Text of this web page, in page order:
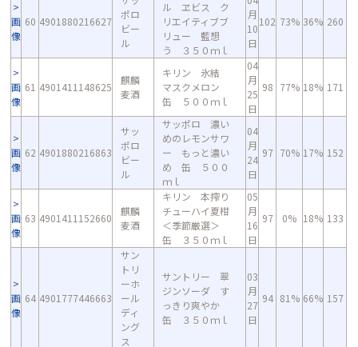
画
像
60 4901880216627
ポロ
ビー
ル
ル ヱビス ク
リエイティブブ
リュー 藍想
う ３５０ｍｌ
月
10
日
102 73% 36% 260
画
像
61 4901411148625
麒麟
麦酒
キリン 氷結
マスクメロン
缶 ５００ｍｌ
04
月
25
日
98 77% 18% 171
画
像
62 4901880216863
サッ
ポロ
ビー
ル
サッポロ 濃い
めのレモンサワ
ー もっと濃い
め 缶 ５００
ｍｌ
04
月
24
日
97 70% 17% 152
画
像
63 4901411152660
麒麟
麦酒
キリン 本搾り
チューハイ夏柑
＜季節厳選＞
缶 ３５０ｍｌ
05
月
16
日
97 0% 18% 133
画
像
64 4901777446663
サン
トリ
ーホ
ール
ディ
ング
ス
サントリー 翠
ジンソーダ す
っきり爽やか
缶 ３５０ｍｌ
03
月
27
日
94 81% 66% 157